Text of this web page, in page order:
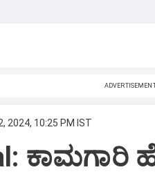
2024, 10:25 PM IST
ಕಾಮಗಾರಿ